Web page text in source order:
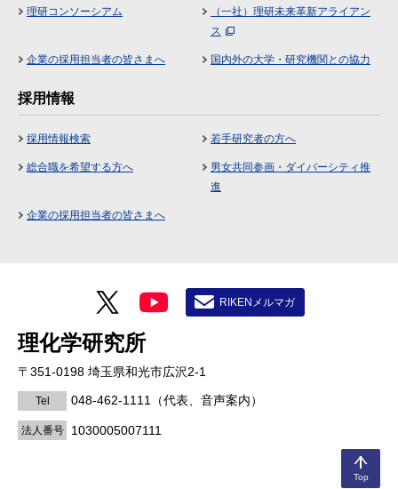
Top
理研コンソーシアム
（一社）理研未来革新アライアン
ス
企業の採用担当者の皆さまへ 国内外の大学・研究機関との協力
採用情報
採用情報検索 若手研究者の方へ
総合職を希望する方へ
男女共同参画・ダイバーシティ推
進
企業の採用担当者の皆さまへ
理化学研究所
〒351-0198 埼玉県和光市広沢2-1
Tel 048-462-1111 （代表、音声案内）
法人番号 1030005007111
RIKENメルマガ